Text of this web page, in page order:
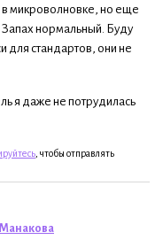
микроволновке, но еще
Запах нормальный. Буду
для стандартов, они не
я даже не потрудилась
, чтобы отправлять